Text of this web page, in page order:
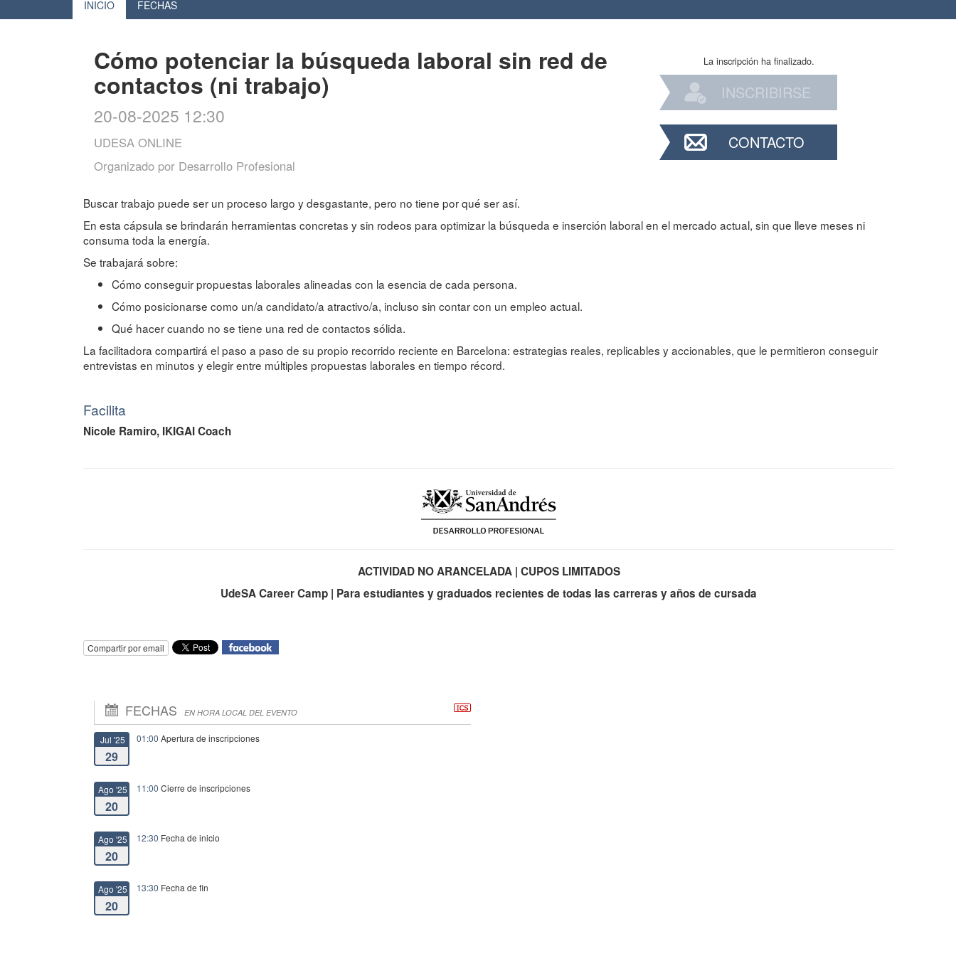
INICIO FECHAS
Cómo potenciar la búsqueda laboral sin red de
contactos (ni trabajo)
20-08-2025 12:30
UDESA ONLINE
Organizado por Desarrollo Profesional
La inscripción ha finalizado.
INSCRIBIRSE
CONTACTO
Buscar trabajo puede ser un proceso largo y desgastante, pero no tiene por qué ser así.
En esta cápsula se brindarán herramientas concretas y sin rodeos para optimizar la búsqueda e inserción laboral en el mercado actual, sin que lleve meses ni
consuma toda la energía.
Se trabajará sobre:
Cómo conseguir propuestas laborales alineadas con la esencia de cada persona.
Cómo posicionarse como un/a candidato/a atractivo/a, incluso sin contar con un empleo actual.
Qué hacer cuando no se tiene una red de contactos sólida.
La facilitadora compartirá el paso a paso de su propio recorrido reciente en Barcelona: estrategias reales, replicables y accionables, que le permitieron conseguir
entrevistas en minutos y elegir entre múltiples propuestas laborales en tiempo récord.
Facilita
Nicole Ramiro, IKIGAI Coach
ACTIVIDAD NO ARANCELADA | CUPOS LIMITADOS
UdeSA Career Camp | Para estudiantes y graduados recientes de todas las carreras y años de cursada
Compartir por email
FECHAS EN HORA LOCAL DEL EVENTO
Jul '25
29
01:00 Apertura de inscripciones
Ago '25
20
11:00 Cierre de inscripciones
Ago '25
20
12:30 Fecha de inicio
Ago '25
20
13:30 Fecha de fin